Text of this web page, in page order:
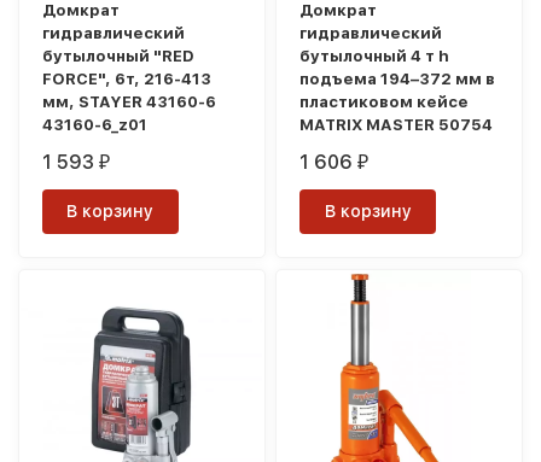
Домкрат
гидравлический
бутылочный "RED
FORCE", 6т, 216-413
мм, STAYER 43160-6
43160-6_z01
1 593₽
В корзину
Домкрат
гидравлический
бутылочный 4 т h
подъема 194–372 мм в
пластиковом кейсе
MATRIX MASTER 50754
1 606₽
В корзину